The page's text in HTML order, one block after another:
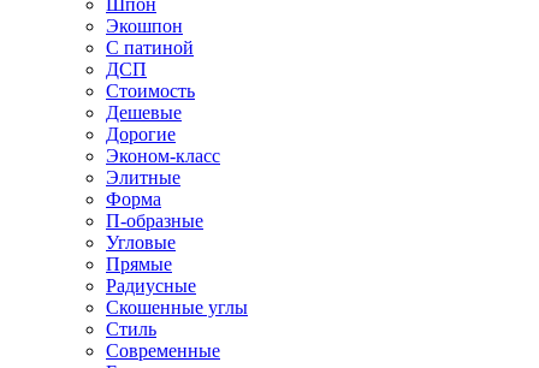
Шпон
Экошпон
С патиной
ДСП
Стоимость
Дешевые
Дорогие
Эконом-класс
Элитные
Форма
П-образные
Угловые
Прямые
Радиусные
Скошенные углы
Стиль
Современные